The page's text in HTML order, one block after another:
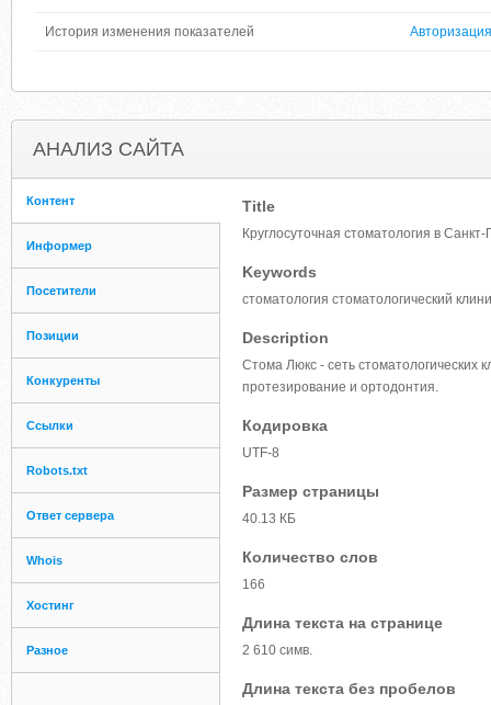
История изменения показателей Авторизация
АНАЛИЗ САЙТА
Контент
Информер
Посетители
Позиции
Конкуренты
Ссылки
Robots.txt
Ответ сервера
Whois
Хостинг
Разное
Title
Круглосуточная стоматология в
Keywords
стоматология стоматологический
Description
Стома Люкс - сеть стоматологических
протезирование и ортодонтия.
Кодировка
UTF-8
Размер страницы
40.13 КБ
Количество слов
166
Длина текста на странице
2 610 симв.
Длина текста без пробелов